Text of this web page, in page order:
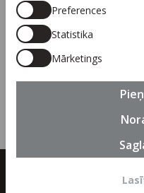
Preferences
Statistika
Mārketings
Piesakies jaunumiem
© 2026 SIA "Linguanet" visas
saskaņošanas satura